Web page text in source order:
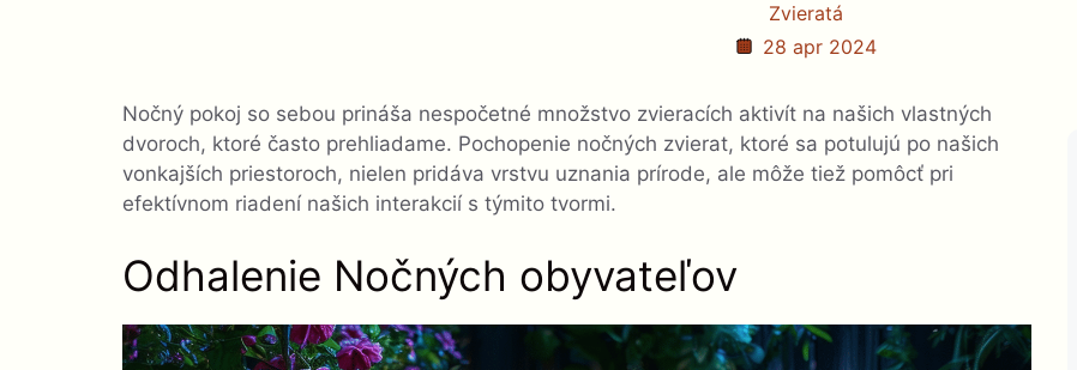
Zvieratá
28 apr 2024
Nočný pokoj so sebou prináša nespočetné množstvo zvieracích aktivít na našich vlastných
dvoroch, ktoré často prehliadame. Pochopenie nočných zvierat, ktoré sa potulujú po našich
vonkajších priestoroch, nielen pridáva vrstvu uznania prírode, ale môže tiež pomôcť pri
efektívnom riadení našich interakcií s týmito tvormi.
Odhalenie Nočných obyvateľov